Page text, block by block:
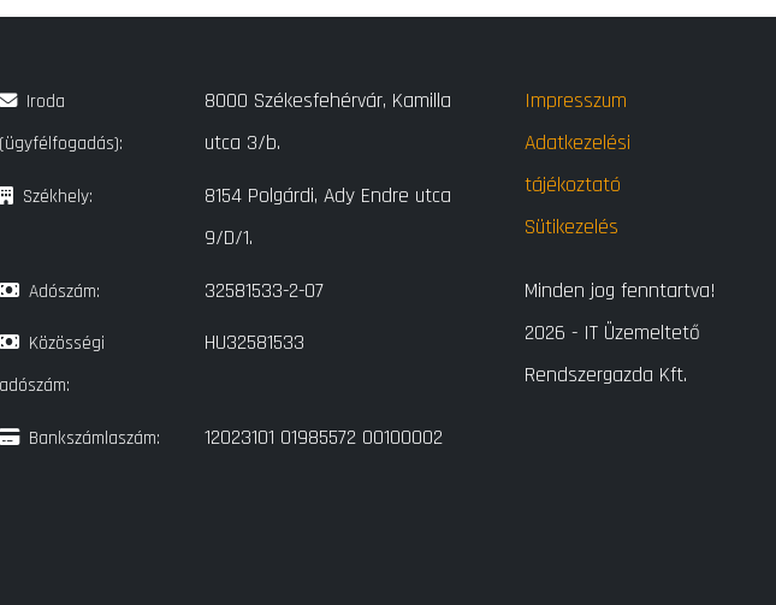
Iroda
(ügyfélfogadás):
8000 Székesfehérvár, Kamilla
utca 3/b.
Székhely: 8154 Polgárdi, Ady Endre utca
9/D/1.
Adószám: 32581533-2-07
Közösségi
adószám:
HU32581533
Bankszámlaszám: 12023101 01985572 00100002
Impresszum
Adatkezelési
tájékoztató
Sütikezelés
Minden jog fenntartva!
2026 - IT Üzemeltető
Rendszergazda Kft.